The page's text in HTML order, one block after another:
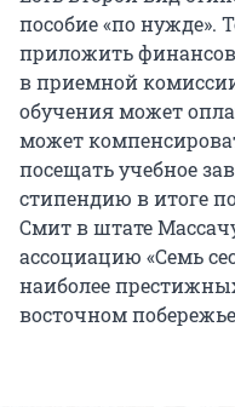
пособие «по нужде».
приложить
в приемной
обучения может
может
посещать учебное
стипендию в итоге
Смит в штате
ассоциацию «Семь
наиболее
восточном